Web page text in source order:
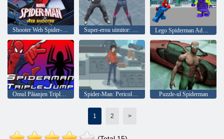
Lego Spiderman Adventure
Spider-Man: Pericolele la Horizon High Puzzle-ul Spiderman
1 2 >